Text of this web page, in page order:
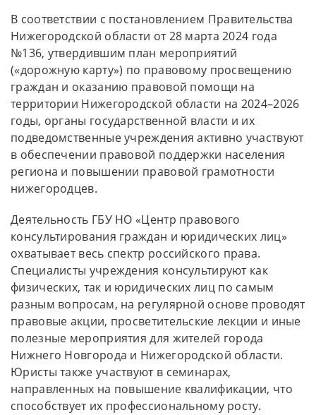
В соответствии с постановлением Правительства
Нижегородской области от 28 марта 2024 года
№136, утвердившим план мероприятий
(«дорожную карту») по правовому просвещению
граждан и оказанию правовой помощи на
территории Нижегородской области на 2024–2026
годы, органы государственной власти и их
подведомственные учреждения активно участвуют
в обеспечении правовой поддержки населения
региона и повышении правовой грамотности
нижегородцев.
Деятельность ГБУ НО «Центр правового
консультирования граждан и юридических лиц»
охватывает весь спектр российского права.
Специалисты учреждения консультируют как
физических, так и юридических лиц по самым
разным вопросам, на регулярной основе проводят
правовые акции, просветительские лекции и иные
полезные мероприятия для жителей города
Нижнего Новгорода и Нижегородской области.
Юристы также участвуют в семинарах,
направленных на повышение квалификации, что
способствует их профессиональному росту.